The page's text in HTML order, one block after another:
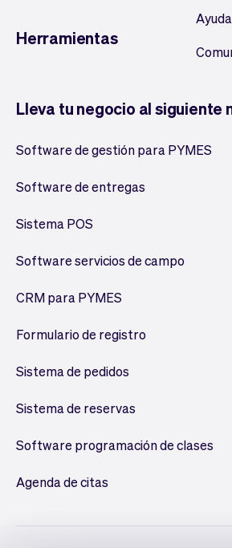
Herramientas
Ayuda
Lleva tu negocio al siguiente
Software de gestión para PYMES
Software de entregas
Sistema POS
Software servicios de campo
CRM para PYMES
Formulario de registro
Sistema de pedidos
Sistema de reservas
Software programación de clases
Agenda de citas